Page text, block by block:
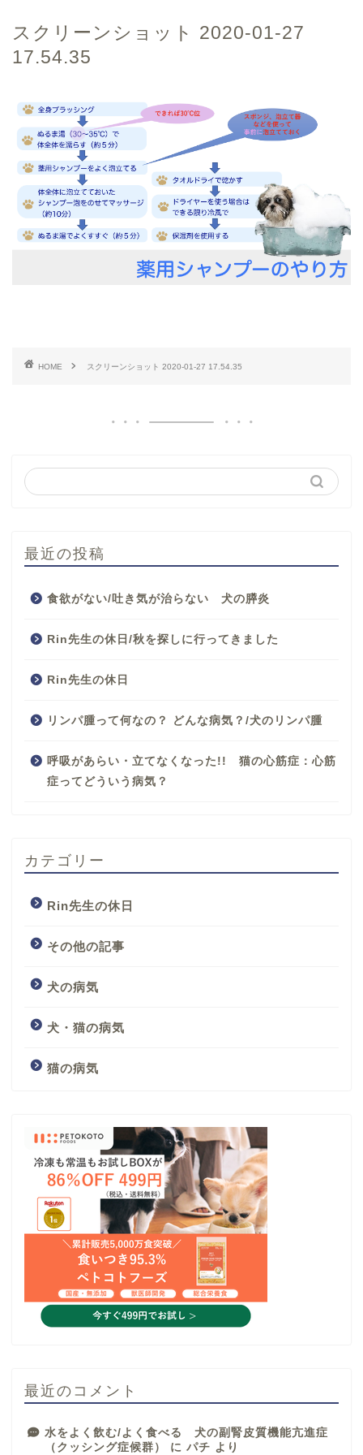
スクリーンショット 2020-01-27
17.54.35
HOME スクリーンショット 2020-01-27 17.54.35
最近の投稿
食欲がない/吐き気が治らない 犬の膵炎
Rin先生の休日/秋を探しに行ってきました
Rin先生の休日
リンパ腫って何なの？ どんな病気？/犬のリンパ腫
呼吸があらい・立てなくなった!! 猫の心筋症：心筋
症ってどういう病気？
カテゴリー
Rin先生の休日
その他の記事
犬の病気
犬・猫の病気
猫の病気
最近のコメント
水をよく飲む/よく食べる 犬の副腎皮質機能亢進症
（クッシング症候群）
に パチ より